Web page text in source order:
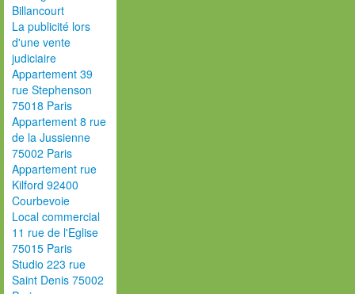
Billancourt
La publicité lors
d'une vente
judiciaire
Appartement 39
rue Stephenson
75018 Paris
Appartement 8 rue
de la Jussienne
75002 Paris
Appartement rue
Kilford 92400
Courbevoie
Local commercial
11 rue de l'Eglise
75015 Paris
Studio 223 rue
Saint Denis 75002